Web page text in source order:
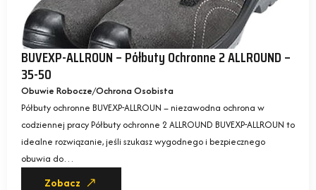
BUVEXP-ALLROUN – Półbuty Ochronne 2 ALLROUND –
35-50
Obuwie Robocze Ochrona Osobista
Półbuty ochronne BUVEXP-ALLROUN – niezawodna ochrona w
codziennej pracy Półbuty ochronne 2 ALLROUND BUVEXP-ALLROUN to
idealne rozwiązanie, jeśli szukasz wygodnego i bezpiecznego
obuwia do…
Zobacz